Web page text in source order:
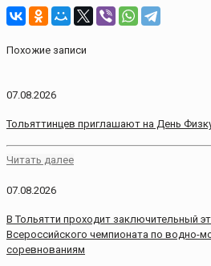
Похожие записи
07.08.2026
Тольяттинцев приглашают на День
Читать далее
07.08.2026
В Тольятти проходит заключительный
Всероссийского чемпионата по водно-
соревнованиям